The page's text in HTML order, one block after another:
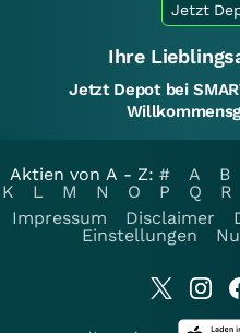
Jetzt
Ihre
Jetzt Depot bei
Aktien von A - Z: # A B
K
L M N O P Q R
Impressum
Disclaimer
Einstellungen